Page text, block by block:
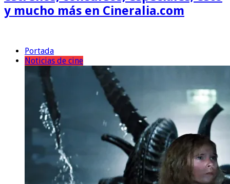
y mucho más en Cineralia.com
Portada
Noticias de cine